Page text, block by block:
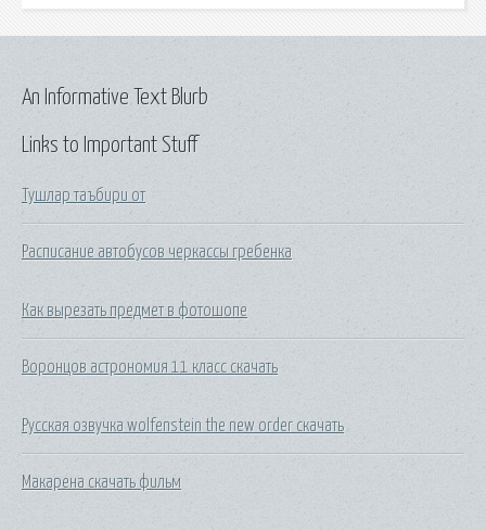
Links to Important Stuff
Тушлар таъбири от
Расписание автобусов черкассы гребенка
Как вырезать предмет в фотошопе
Воронцов астрономия 11 класс скачать
Русская озвучка wolfenstein the new order скачать
Макарена скачать фильм
An Informative Text Blurb